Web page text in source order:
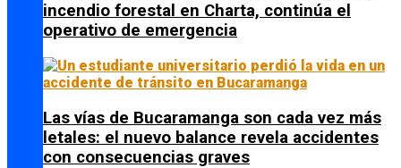
incendio forestal en Charta, continúa el
operativo de emergencia
Las vías de Bucaramanga son cada vez más
letales: el nuevo balance revela accidentes
con consecuencias graves